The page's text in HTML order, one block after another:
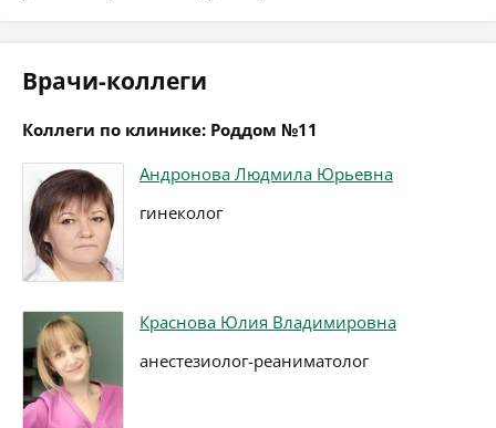
Врачи-коллеги
Коллеги по клинике: Роддом №11
Андронова Людмила Юрьевна
гинеколог
Краснова Юлия Владимировна
анестезиолог-реаниматолог